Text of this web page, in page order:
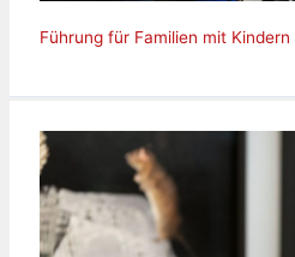
Führung für Familien mit